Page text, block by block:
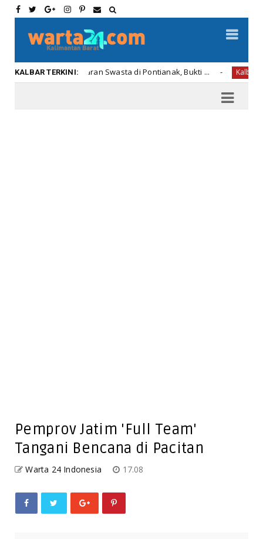
KALBAR TERKINI:
Kebakaran Swasta di Pontianak, Bukti ... Kalbar
Pemprov Jatim 'Full Team'
Tangani Bencana di Pacitan
Warta 24 Indonesia 17.08